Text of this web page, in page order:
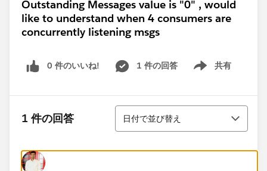
Outstanding Messages value is "0" , would
like to understand when 4 consumers are
concurrently listening msgs
0 件のいいね! 1 件の回答 共有
Show menu
1 件の回答
並び替え
日付で並び替え